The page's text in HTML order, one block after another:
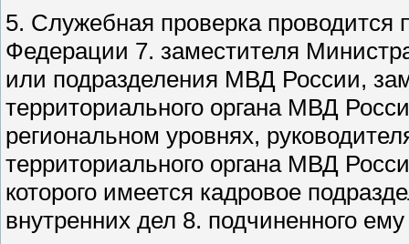
5. Служебная проверка
Федерации 7. заместителя
или подразделения МВД России,
территориального органа МВД
региональном уровнях,
территориального органа МВД
которого имеется кадровое
внутренних дел 8. подчиненного